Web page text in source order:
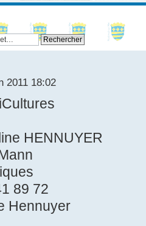
2011 18:02
HENNUYER
89 72
Hennuyer